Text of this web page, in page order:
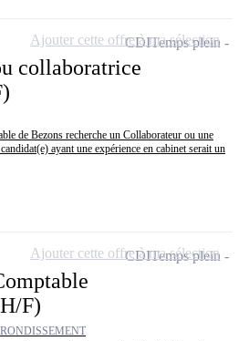
collaboratrice
de Bezons recherche un Collaborateur ou une
ayant une expérience en cabinet serait un
CDITemps plein
Ajouter cette offre à ma sélection
F)
CDITemps plein
Ajouter cette offre à ma sélection